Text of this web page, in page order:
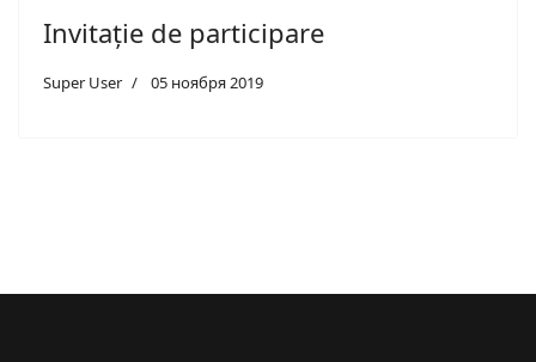
Invitație de participare
Super User 05 ноября 2019